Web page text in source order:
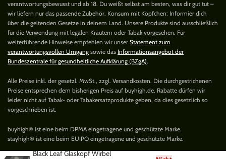
verantwortungsbewusst und ab 18. Du weißt selbst am besten, was dir gut tut –
wir liefern nur das passende Zubehör. Konsum mit Köpfchen: Informier dich
über die geltenden Gesetze in deinem Land. Unsere Produkte sind ausschließlich
für die Verwendung mit legalen Kräutern oder Tabak vorgesehen. Für
weiterführende Hinweise empfehlen wir unser Statement zum
verantwortungsvollen Umgang sowie das Informationsangebot der
Bundeszentrale für gesundheitliche Aufklärung (BZgA).
Alle Preise inkl. der gesetzl. MwSt., zzgl. Versandkosten. Die durchgestrichenen
Preise entsprechen dem bisherigen Preis auf buyhigh.de. Rabatte dürfen wir
leider nicht auf Tabak- oder Tabakersatzprodukte geben, da dies gesetzlich so
vorgeschrieben ist.
buyhigh® ist eine beim DPMA eingetragene und geschützte Marke.
stayhigh® ist eine beim EUIPO eingetragene und geschützte Marke.
Black Leaf Glaskopf Wirbel